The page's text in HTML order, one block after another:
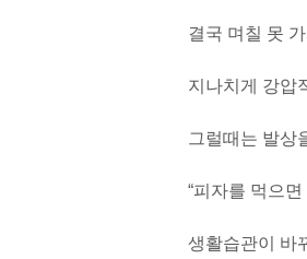
결국 며칠 못
지나치게 강압
그럴때는 발상
“피자를 먹으
생활습관이 바